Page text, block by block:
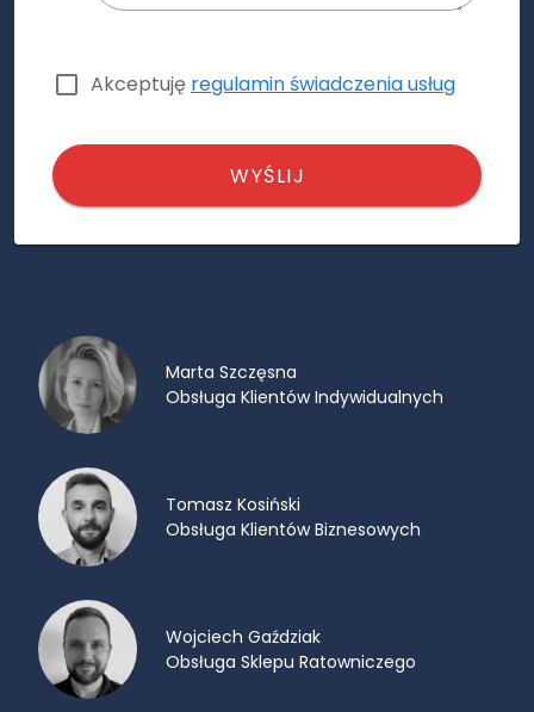
Akceptuję regulamin świadczenia usług
WYŚLIJ
Marta Szczęsna
Obsługa Klientów Indywidualnych
Tomasz Kosiński
Obsługa Klientów Biznesowych
Wojciech Gaździak
Obsługa Sklepu Ratowniczego